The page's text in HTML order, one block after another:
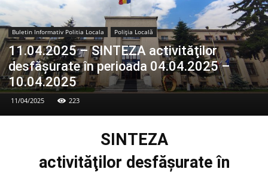
Buletin Informativ Politia Locala Poliția Locală
11.04.2025 – SINTEZA activităţilor
desfăşurate în perioada 04.04.2025 –
10.04.2025
11/04/2025 223
SINTEZA
activităţilor desfăşurate în